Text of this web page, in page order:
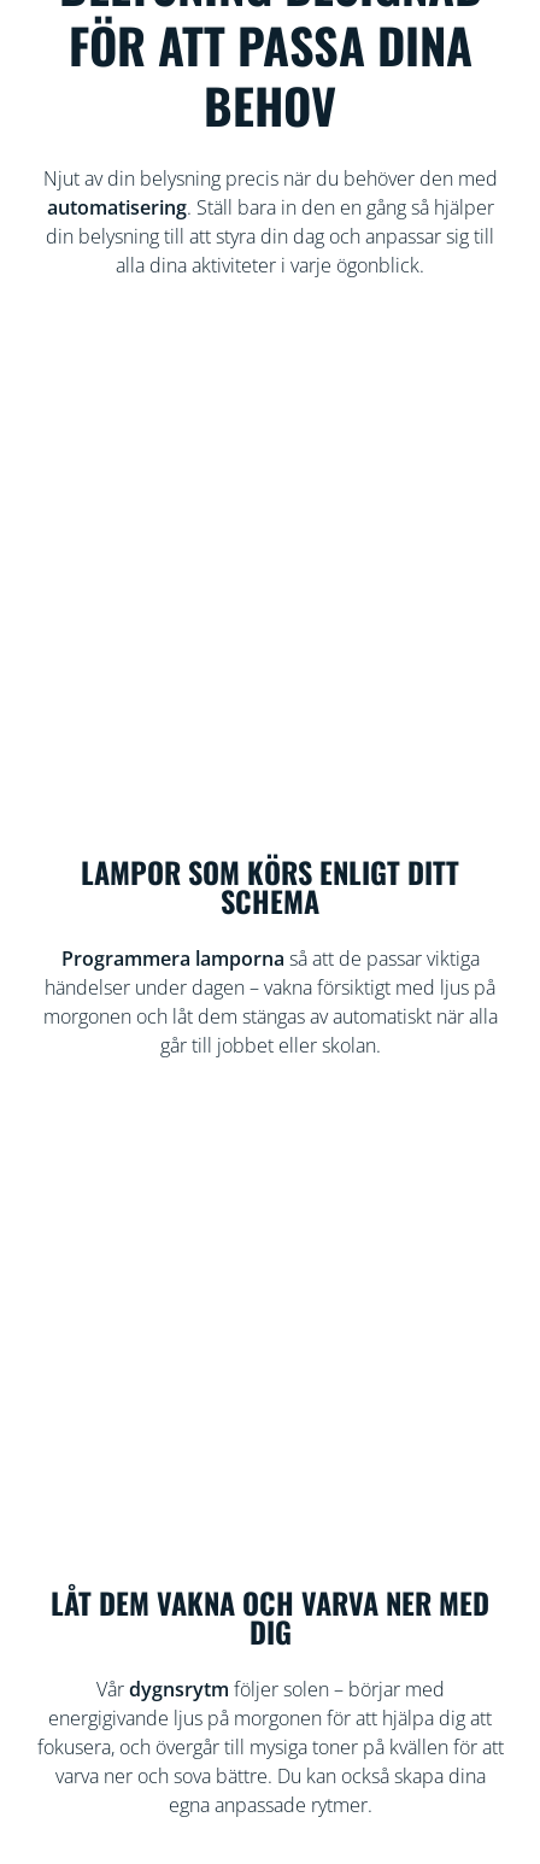
FÖR ATT PASSA DINA
BEHOV
Njut av din belysning precis när du behöver den med
automatisering. Ställ bara in den en gång så hjälper
din belysning till att styra din dag och anpassar sig till
alla dina aktiviteter i varje ögonblick.
LAMPOR SOM KÖRS ENLIGT DITT
SCHEMA
Programmera lamporna så att de passar viktiga
händelser under dagen – vakna försiktigt med ljus på
morgonen och låt dem stängas av automatiskt när alla
går till jobbet eller skolan.
LÅT DEM VAKNA OCH VARVA NER MED
DIG
Vårdygnsrytm följer solen – börjar med
energigivande ljus på morgonen för att hjälpa dig att
fokusera, och övergår till mysiga toner på kvällen för att
varva ner och sova bättre. Du kan också skapa dina
egna anpassade rytmer.